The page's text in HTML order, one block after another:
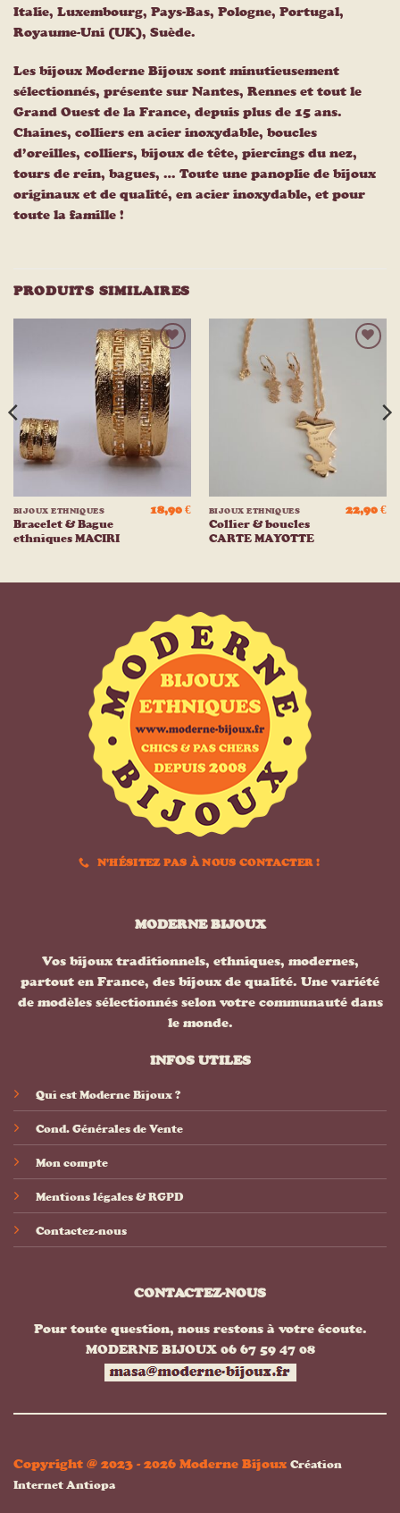
Italie, Luxembourg, Pays-Bas, Pologne, Portugal,
Royaume-Uni (UK), Suède.
Les bijoux Moderne Bijoux sont minutieusement
sélectionnés, présente sur Nantes, Rennes et tout le
Grand Ouest de la France, depuis plus de 15 ans.
Chaines, colliers en acier inoxydable, boucles
d’oreilles, colliers, bijoux de tête, piercings du nez,
tours de rein, bagues, … Toute une panoplie de bijoux
originaux et de qualité, en acier inoxydable, et pour
toute la famille !
PRODUITS SIMILAIRES
Ajouter
à la
liste
d’envies
BIJOUX ETHNIQUES
Bracelet & Bague
ethniques MACIRI
18,90€ BIJOUX ETHNIQUES
Collier & boucles
CARTE MAYOTTE
22,90€
N'HÉSITEZ PAS À NOUS CONTACTER !
MODERNE BIJOUX
Vos bijoux traditionnels, ethniques, modernes,
partout en France, des bijoux de qualité. Une variété
de modèles sélectionnés selon votre communauté dans
le monde.
INFOS UTILES
Qui est Moderne Bijoux ?
Cond. Générales de Vente
Mon compte
Mentions légales & RGPD
Contactez-nous
CONTACTEZ-NOUS
Pour toute question, nous restons à votre écoute.
MODERNE BIJOUX 06 67 59 47 08
Copyright @ 2023 - 2026 Moderne Bijoux Création
Internet Antiopa